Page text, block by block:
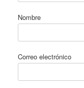
Nombre
Correo electrónico